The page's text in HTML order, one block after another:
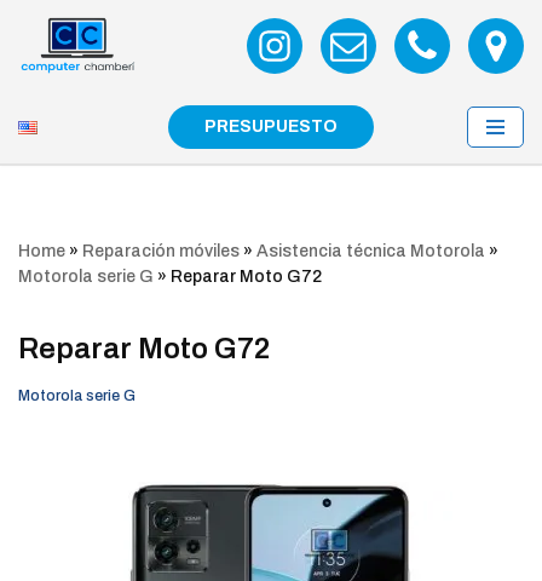
Saltar
PRESUPUESTO
Home » Reparación móviles » Asistencia técnica Motorola »
Motorola serie G » Reparar Moto G72
Reparar Moto G72
Motorola serie G